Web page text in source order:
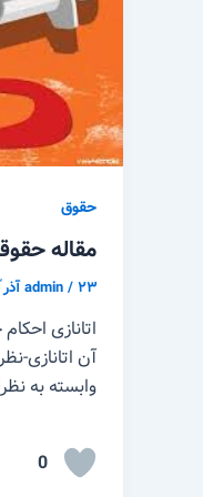
حقوق
مقاله
admin/۲۳ آذر ّ ۱۳۹۵
اتانازی
آن اتانازی-
وابسته به
0